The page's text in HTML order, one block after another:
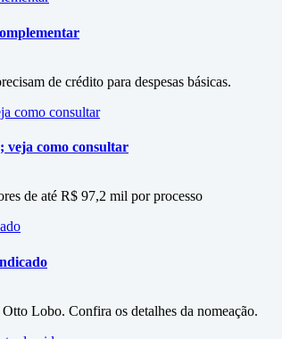
de crédito para despesas básicas.
veja como consultar
de até R$ 97,2 mil por processo
Lobo. Confira os detalhes da nomeação.